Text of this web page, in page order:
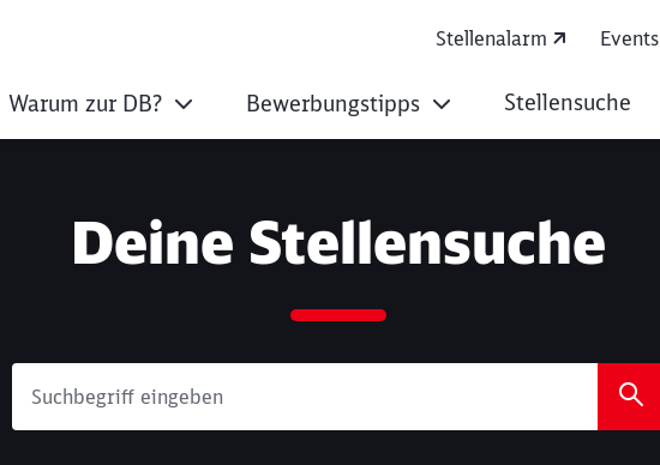
Stellenalarm Events
Warum zur DB? Bewerbungstipps Stellensuche
Deine Stellensuche